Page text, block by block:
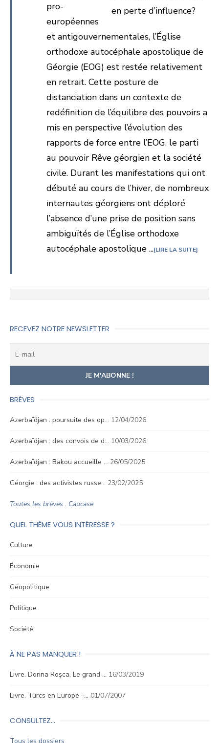
pro-
européennes
et antigouvernementales, l’Église
orthodoxe autocéphale apostolique de
Géorgie (EOG) est restée relativement
en retrait. Cette posture de
distanciation dans un contexte de
redéfinition de l’équilibre des pouvoirs a
mis en perspective l’évolution des
rapports de force entre l’EOG, le parti
au pouvoir Rêve géorgien et la société
civile. Durant les manifestations qui ont
débuté au cours de l’hiver, de nombreux
internautes géorgiens ont déploré
l’absence d’une prise de position sans
ambiguïtés de l’Église orthodoxe
autocéphale apostolique ... LIRE LA SUITE
RECEVEZ NOTRE NEWSLETTER
BRÈVES
Azerbaïdjan : poursuite des op… 12/04/2026
Azerbaïdjan : des convois de d… 10/03/2026
Azerbaïdjan : Bakou accueille … 26/05/2025
Géorgie : des activistes russe… 23/02/2025
Toutes les brèves : Caucase
QUEL THÈME VOUS INTÉRESSE ?
Culture
Économie
Géopolitique
Politique
Société
À NE PAS MANQUER !
Livre. Dorina Roşca, Le grand … 16/03/2019
Livre. Turcs en Europe –… 01/07/2007
CONSULTEZ…
Tous les dossiers